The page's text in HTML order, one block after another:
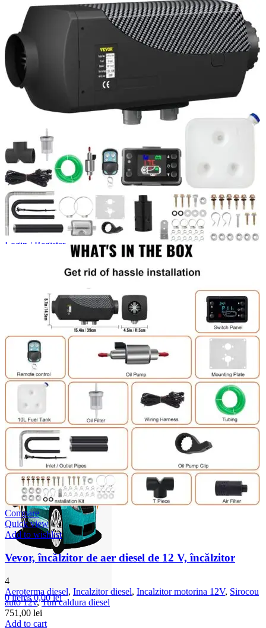
Login / Register
lei
0items 0,00lei
Compare
Quick view
Add to wishlist
Vevor, încălzitor de aer diesel de 12 V, încălzitor
4
Aeroterma diesel, Incalzitor diesel, Incalzitor motorina 12V, Sirocou
auto 12v,Tun caldura diesel
751,00 lei
Add to cart